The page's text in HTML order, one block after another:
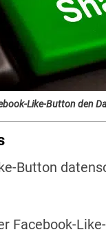
Like-Button den
Button
Facebook-